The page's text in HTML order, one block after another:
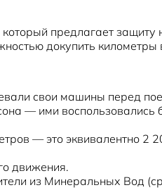
предлагает
докупить километры
свои машины перед
— ими
— это эквивалентно 2
движения.
из Минеральных Вод